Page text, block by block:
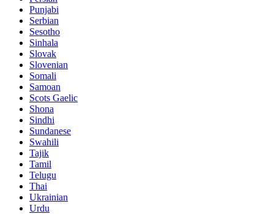
Punjabi
Serbian
Sesotho
Sinhala
Slovak
Slovenian
Somali
Samoan
Scots Gaelic
Shona
Sindhi
Sundanese
Swahili
Tajik
Tamil
Telugu
Thai
Ukrainian
Urdu